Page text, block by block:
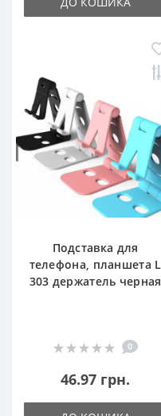
Подставка для
телефонa, планшета L
303 держатель черная
0
46.97 грн.